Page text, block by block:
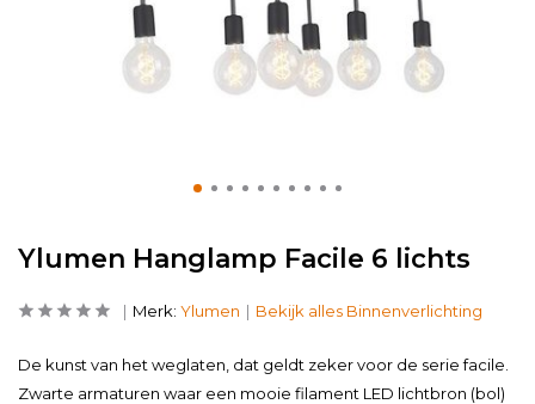
Ylumen Hanglamp Facile 6 lichts
Merk: Ylumen Bekijk alles Binnenverlichting
De kunst van het weglaten, dat geldt zeker voor de serie facile.
Zwarte armaturen waar een mooie filament LED lichtbron (bol)